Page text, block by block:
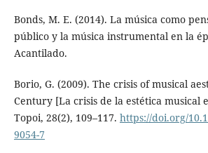
Bonds, M. E. (2014). La música como
público y la música instrumental en la
Acantilado.
Borio, G. (2009). The crisis of musical
Century [La crisis de la estética musical
Topoi, 28(2), 109–117. https://doi.org/
9054-7